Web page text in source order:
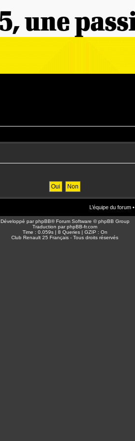
L’équipe du forum •
Développé parphpBB® Forum Software © phpBB Group
Traduction parphpBB-fr.com
Time : 0.059s | 8 Queries | GZIP : On
Club Renault 25 Français - Tous droits réservés